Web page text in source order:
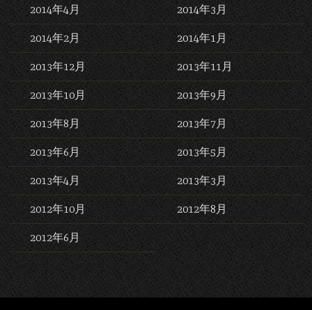
2014年4月 2014年3月
2014年2月 2014年1月
2013年12月 2013年11月
2013年10月 2013年9月
2013年8月 2013年7月
2013年6月 2013年5月
2013年4月 2013年3月
2012年10月 2012年8月
2012年6月